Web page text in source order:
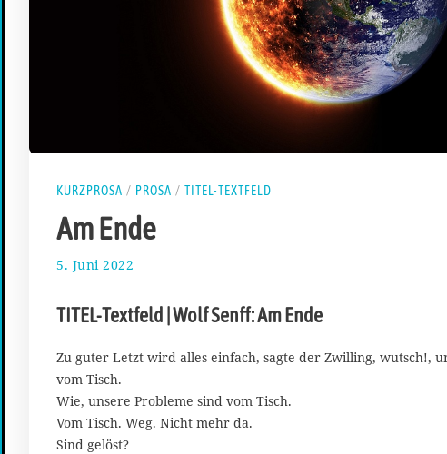
KURZPROSA / PROSA / TITEL-TEXTFELD
Am Ende
5. Juni 2022
J
n
0
2
TITEL-Textfeld | Wolf Senff: Am Ende
Zu guter Letzt wird alles einfach, sagte der Zwilling, wutsch!,
vom Tisch.
Wie, unsere Probleme sind vom Tisch.
Vom Tisch. Weg. Nicht mehr da.
Sind gelöst?